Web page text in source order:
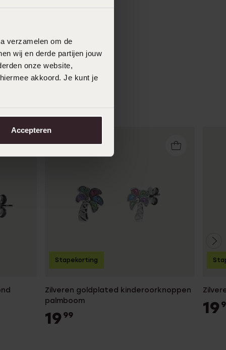
verzamelen om de
wij en derde partijen jouw
onze website,
akkoord. Je kunt je
Accepteren
Zilveren goldplated kinderoorknoppen
palmboom
19 99
Stapekorting
19